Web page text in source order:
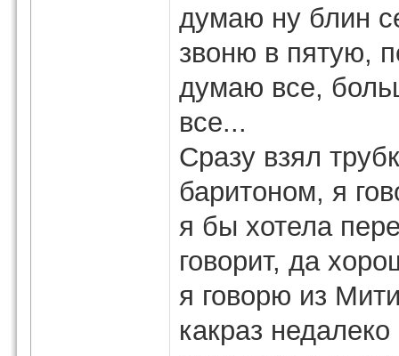
думаю ну блин
звоню в пятую,
думаю все,
все...
Сразу взял
баритоном, я
я бы хотела
говорит, да
я говорю из
какраз